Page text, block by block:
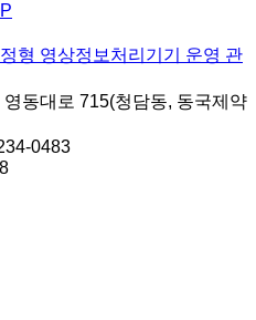
형 영상정보처리기기 운영 관
동대로 715(청담동, 동국제약
0483